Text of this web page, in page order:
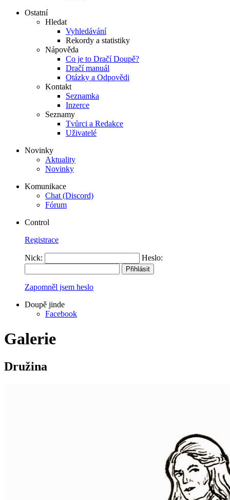
Ostatní
Hledat
Vyhledávání
Rekordy a statistiky
Nápověda
Co je to Dračí Doupě?
Dračí manuál
Otázky a Odpovědi
Kontakt
Seznamka
Inzerce
Seznamy
Tvůrci a Redakce
Uživatelé
Novinky
Aktuality
Novinky
Komunikace
Chat (Discord)
Fórum
Control
Registrace
Nick: Heslo:
Zapomněl jsem heslo
Doupě jinde
Facebook
Galerie
Družina